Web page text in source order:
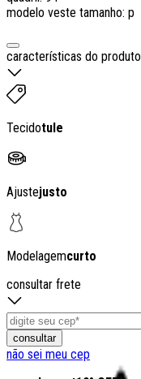
modelo veste tamanho: p
características do produto
Tecidotule
Ajustejusto
Modelagemcurto
consultar frete
consultar
não sei meu cep